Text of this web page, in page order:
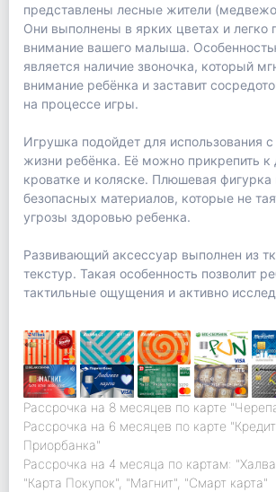
представлены лесные жители
Они выполнены в ярких цветах и легко
внимание вашего малыша.
является наличие звоночка, который
внимание ребёнка и заставит
на процессе игры.
Игрушка подойдет для использования
жизни ребёнка. Её можно прикрепить к
кроватке и коляске. Плюшевая фигурка
безопасных материалов, которые не
угрозы здоровью ребенка.
Развивающий аксессуар выполнен из
текстур. Такая особенность позволит
тактильные ощущения и активно
Рассрочка на 8 месяцев по карте
Рассрочка на 6 месяцев по карте
Приорбанка"
Рассрочка на 4 месяца по картам:
"Карта Покупок", "Магнит", "Смарт карта"